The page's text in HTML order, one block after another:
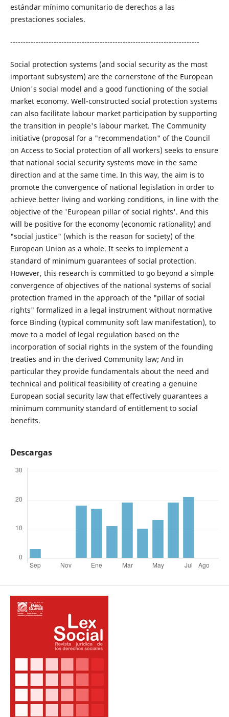
estándar mínimo comunitario de derechos a las
prestaciones sociales.
--------------------------------------------------------------------------
Social protection systems (and social security as the most
important subsystem) are the cornerstone of the European
Union's social model and a good functioning of the social
market economy. Well-constructed social protection systems
can also facilitate labour market participation by supporting
the transition in people's labour market. The Community
initiative (proposal for a "recommendation" of the Council
on Access to Social protection of all workers) seeks to ensure
that national social security systems move in the same
direction and at the same time. In this way, the aim is to
promote the convergence of national legislation in order to
achieve better living and working conditions, in line with the
objective of the 'European pillar of social rights'. And this
will be positive for the economy (economic rationality) and
"social justice" (which is the reason for society) of the
European Union as a whole. It seeks to implement a
standard of minimum guarantees of social protection.
However, this research is committed to go beyond a simple
convergence of objectives of the national systems of social
protection framed in the approach of the "pillar of social
rights" formalized in a legal instrument without normative
force Binding (typical community soft law manifestation), to
move to a model of legal regulation based on the
incorporation of social rights in the system of the founding
treaties and in the derived Community law; And in
particular they provide fundamentals about the need and
technical and political feasibility of creating a genuine
European social security law that effectively guarantees a
minimum community standard of entitlement to social
benefits.
Descargas